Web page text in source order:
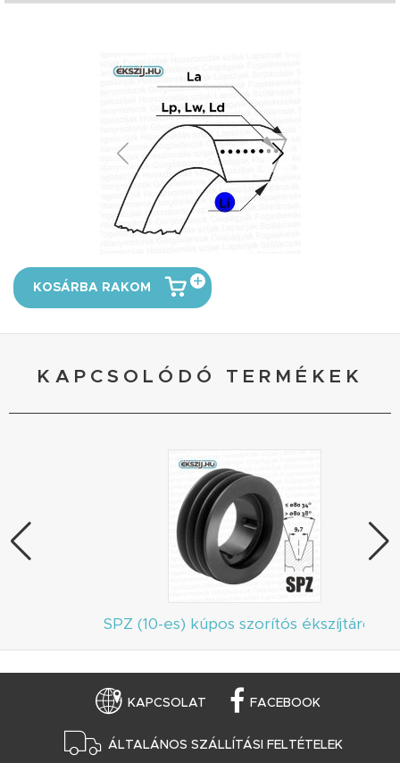
KOSÁRBA RAKOM
KAPCSOLÓDÓ TERMÉKEK
SPZ (10-es) kúpos szorítós ékszíjtárcsa
KAPCSOLAT FACEBOOK
ÁLTALÁNOS SZÁLLÍTÁSI FELTÉTELEK